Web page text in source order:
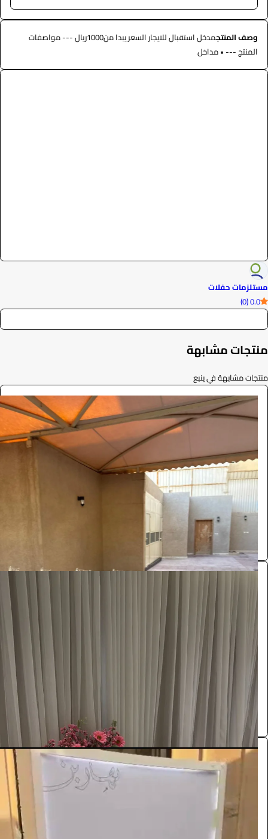
وصف المنتج
مدخل استقبال للايجار السعر يبدا من1000ريال --- مواصفات
المنتج --- • مداخل
مستلزمات حفلات
0.0 (0)
منتجات مشابهة
منتجات مشابهة في ينبع
طاولة طعام
165
/ اليوم
ينبع
مستلزمات حفلات
0.0 (0)
مدخل استقبال
الفعاليات والحفلات
1100
/ اليوم
مستلزمات حفلات
0.0 (0)
مدخل استقبال
الفعاليات والحفلات
/ اليوم